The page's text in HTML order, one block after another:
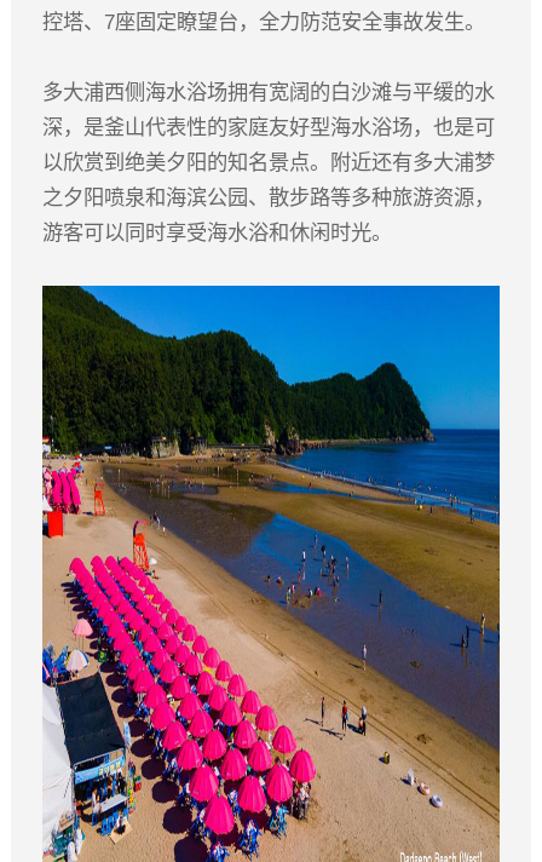
控塔、7座固定瞭望台，全力防范安全事故发生。
多大浦西侧海水浴场拥有宽阔的白沙滩与平缓的水
深，是釜山代表性的家庭友好型海水浴场，也是可
以欣赏到绝美夕阳的知名景点。附近还有多大浦梦
之夕阳喷泉和海滨公园、散步路等多种旅游资源，
游客可以同时享受海水浴和休闲时光。